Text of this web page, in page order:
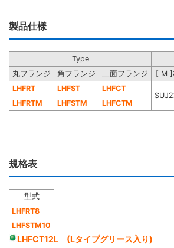
製品仕様
Type
丸フランジ
角フランジ 二面フランジ [ M ]
LHFRT
LHFST
LHFCT
LHFRTM
LHFSTM LHFCTM
規格表
型式
LHFRT8
LHFSTM10
LHFCT12L (Lタイプグリース入り)